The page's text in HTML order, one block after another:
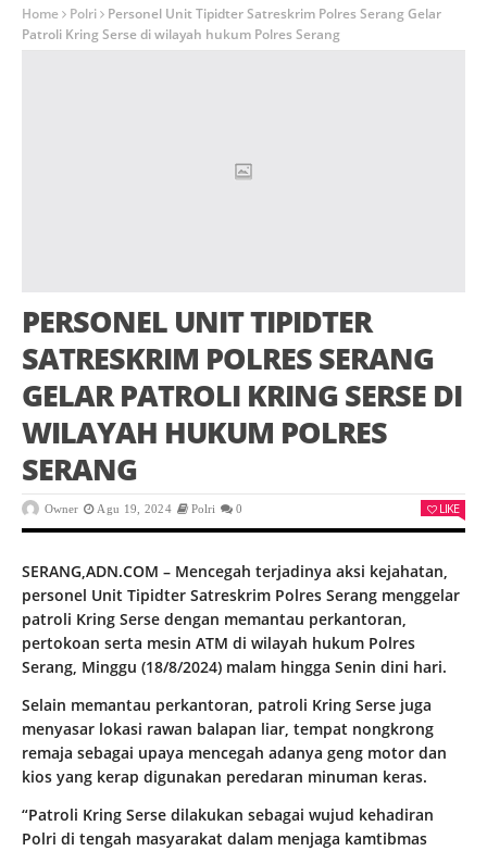
Home Polri
Personel Unit Tipidter Satreskrim Polres Serang Gelar
Patroli Kring Serse di wilayah hukum Polres Serang
PERSONEL UNIT TIPIDTER
SATRESKRIM POLRES SERANG
GELAR PATROLI KRING SERSE DI
WILAYAH HUKUM POLRES
SERANG
Owner Agu 19, 2024 Polri 0 LIKE
SERANG,ADN.COM – Mencegah terjadinya aksi kejahatan,
personel Unit Tipidter Satreskrim Polres Serang menggelar
patroli Kring Serse dengan memantau perkantoran,
pertokoan serta mesin ATM di wilayah hukum Polres
Serang, Minggu (18/8/2024) malam hingga Senin dini hari.
Selain memantau perkantoran, patroli Kring Serse juga
menyasar lokasi rawan balapan liar, tempat nongkrong
remaja sebagai upaya mencegah adanya geng motor dan
kios yang kerap digunakan peredaran minuman keras.
“Patroli Kring Serse dilakukan sebagai wujud kehadiran
Polri di tengah masyarakat dalam menjaga kamtibmas